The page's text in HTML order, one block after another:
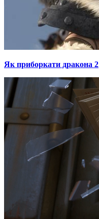
Як приборкати дракона 2